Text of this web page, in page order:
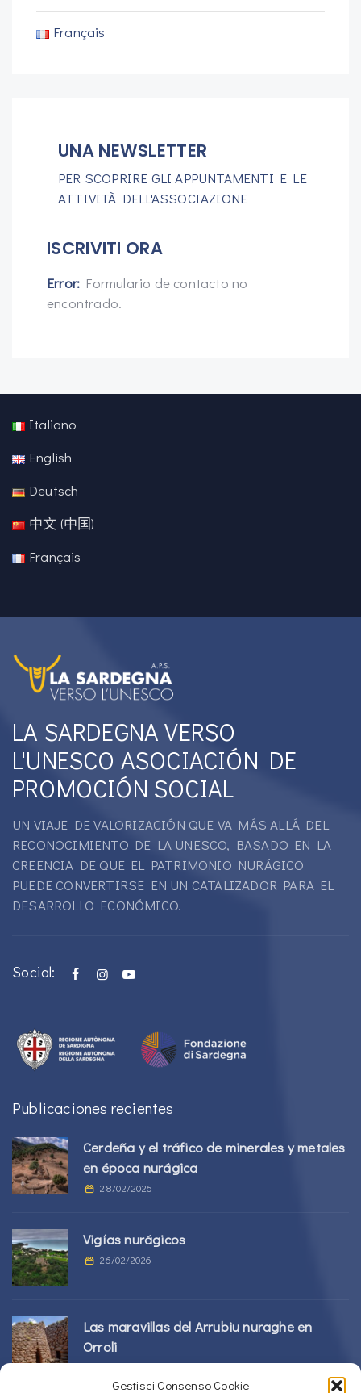
Gestisci Consenso Cookie
Français
UNA NEWSLETTER
PER SCOPRIRE GLI APPUNTAMENTI E LE
ATTIVITÀ DELL'ASSOCIAZIONE
ISCRIVITI ORA
Error: Formulario de contacto no
encontrado.
Italiano
English
Deutsch
中文 (中国)
Français
LA SARDEGNA VERSO
L'UNESCO ASOCIACIÓN DE
PROMOCIÓN SOCIAL
UN VIAJE DE VALORIZACIÓN QUE VA MÁS ALLÁ DEL
RECONOCIMIENTO DE LA UNESCO, BASADO EN LA
CREENCIA DE QUE EL PATRIMONIO NURÁGICO
PUEDE CONVERTIRSE EN UN CATALIZADOR PARA EL
DESARROLLO ECONÓMICO.
Social:
Publicaciones recientes
Cerdeña y el tráfico de minerales y metales
en época nurágica
28/02/2026
Vigías nurágicos
26/02/2026
Las maravillas del Arrubiu nuraghe en
Orroli
24/02/2026